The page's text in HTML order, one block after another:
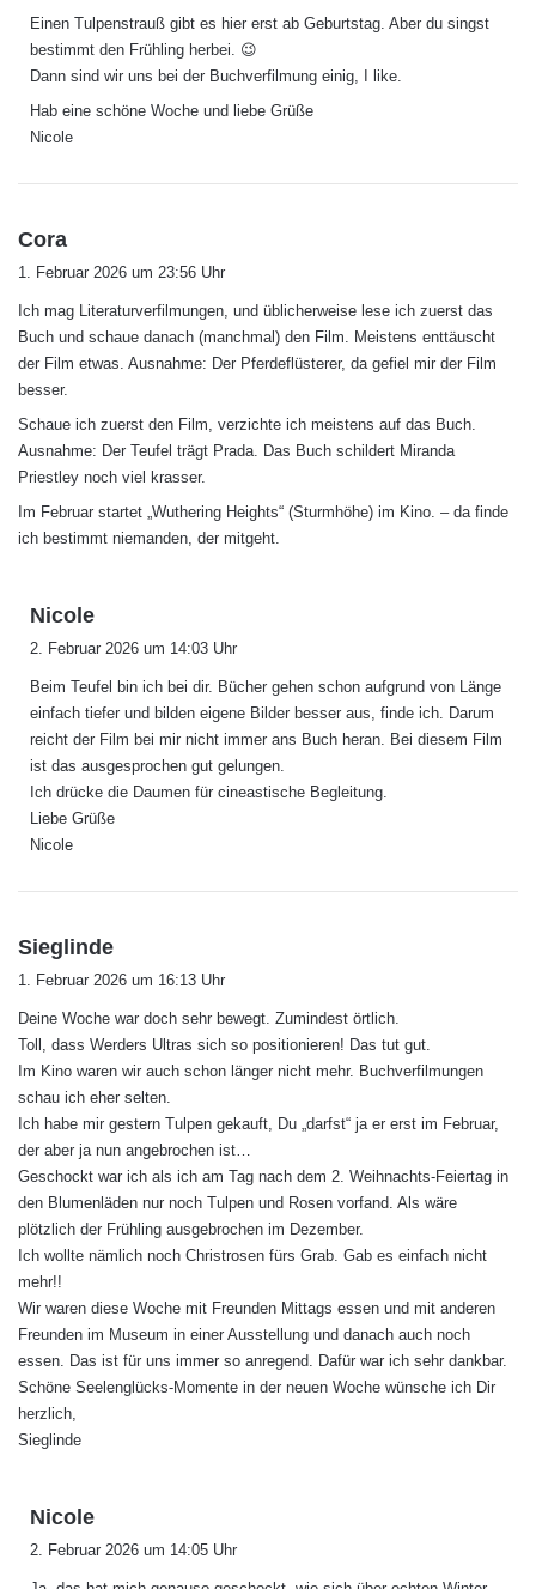
t
Einen Tulpenstrauß gibt es hier erst ab Geburtstag. Aber du singst
bestimmt den Frühling herbei. 😉
Dann sind wir uns bei der Buchverfilmung einig, I like.
Hab eine schöne Woche und liebe Grüße
Nicole
Cora
t
:
1. Februar 2026 um 23:56 Uhr
Ich mag Literaturverfilmungen, und üblicherweise lese ich zuerst das
Buch und schaue danach (manchmal) den Film. Meistens enttäuscht
der Film etwas. Ausnahme: Der Pferdeflüsterer, da gefiel mir der Film
besser.
Schaue ich zuerst den Film, verzichte ich meistens auf das Buch.
Ausnahme: Der Teufel trägt Prada. Das Buch schildert Miranda
Priestley noch viel krasser.
Im Februar startet „Wuthering Heights“ (Sturmhöhe) im Kino. – da finde
ich bestimmt niemanden, der mitgeht.
Nicole
t
:
2. Februar 2026 um 14:03 Uhr
Beim Teufel bin ich bei dir. Bücher gehen schon aufgrund von Länge
einfach tiefer und bilden eigene Bilder besser aus, finde ich. Darum
reicht der Film bei mir nicht immer ans Buch heran. Bei diesem Film
ist das ausgesprochen gut gelungen.
Ich drücke die Daumen für cineastische Begleitung.
Liebe Grüße
Nicole
Sieglinde
a
t
:
1. Februar 2026 um 16:13 Uhr
Deine Woche war doch sehr bewegt. Zumindest örtlich.
Toll, dass Werders Ultras sich so positionieren! Das tut gut.
Im Kino waren wir auch schon länger nicht mehr. Buchverfilmungen
schau ich eher selten.
Ich habe mir gestern Tulpen gekauft, Du „darfst“ ja er erst im Februar,
der aber ja nun angebrochen ist…
Geschockt war ich als ich am Tag nach dem 2. Weihnachts-Feiertag in
den Blumenläden nur noch Tulpen und Rosen vorfand. Als wäre
plötzlich der Frühling ausgebrochen im Dezember.
Ich wollte nämlich noch Christrosen fürs Grab. Gab es einfach nicht
mehr!!
Wir waren diese Woche mit Freunden Mittags essen und mit anderen
Freunden im Museum in einer Ausstellung und danach auch noch
essen. Das ist für uns immer so anregend. Dafür war ich sehr dankbar.
Schöne Seelenglücks-Momente in der neuen Woche wünsche ich Dir
herzlich,
Sieglinde
Nicole
2. Februar 2026 um 14:05 Uhr